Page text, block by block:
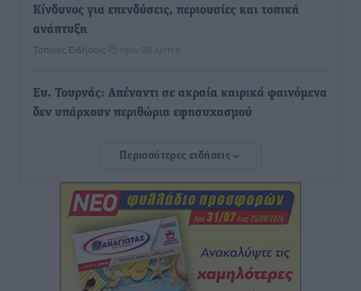
Κίνδυνος για επενδύσεις, περιουσίες και τοπική
ανάπτυξη
Τοπικές Ειδήσεις πριν 36 λεπτά
Ευ. Τουρνάς: Απέναντι σε ακραία καιρικά φαινόμενα
δεν υπάρχουν περιθώρια εφησυχασμού
ανανεωμένο εκκλησιαστικό μουσείο από τη Λέσχη
Lions Χάλκης
Τοπικές Ειδήσεις• πριν 50 λεπτά
Ρόδος: «Βουλιάζει» από τουρίστες – Πάνω από 1 εκατ.
Περισσότερες ειδήσεις